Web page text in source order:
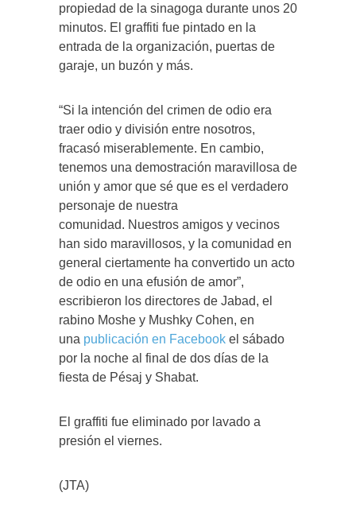
propiedad de la sinagoga durante unos 20
minutos. El graffiti fue pintado en la
entrada de la organización, puertas de
garaje, un buzón y más.
“Si la intención del crimen de odio era
traer odio y división entre nosotros,
fracasó miserablemente. En cambio,
tenemos una demostración maravillosa de
unión y amor que sé que es el verdadero
personaje de nuestra
comunidad. Nuestros amigos y vecinos
han sido maravillosos, y la comunidad en
general ciertamente ha convertido un acto
de odio en una efusión de amor”,
escribieron los directores de Jabad, el
rabino Moshe y Mushky Cohen, en
una publicación en Facebook el sábado
por la noche al final de dos días de la
fiesta de Pésaj y Shabat.
El graffiti fue eliminado por lavado a
presión el viernes.
(JTA)